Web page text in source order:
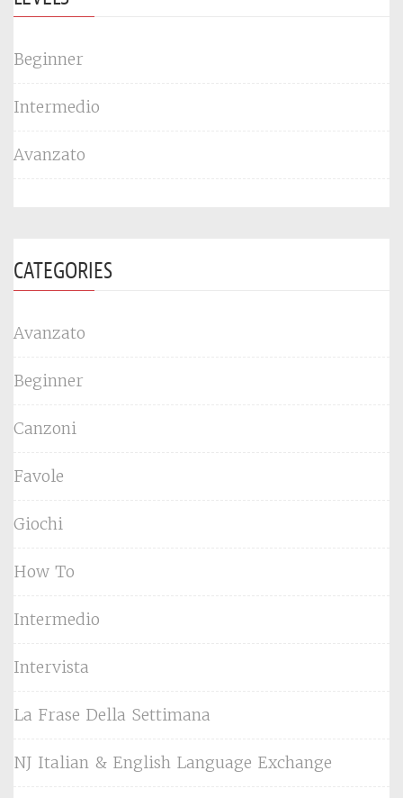
Beginner
Intermedio
Avanzato
CATEGORIES
Avanzato
Beginner
Canzoni
Favole
Giochi
How To
Intermedio
Intervista
La Frase Della Settimana
NJ Italian & English Language Exchange